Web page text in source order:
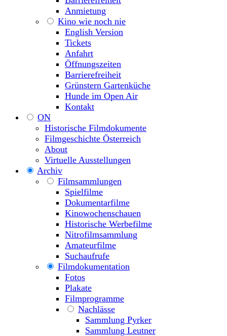
Anmietung
Kino wie noch nie
English Version
Tickets
Anfahrt
Öffnungszeiten
Barrierefreiheit
Grünstern Gartenküche
Hunde im Open Air
Kontakt
ON
Historische Filmdokumente
Filmgeschichte Österreich
About
Virtuelle Ausstellungen
Archiv
Filmsammlungen
Spielfilme
Dokumentarfilme
Kinowochenschauen
Historische Werbefilme
Nitrofilmsammlung
Amateurfilme
Suchaufrufe
Filmdokumentation
Fotos
Plakate
Filmprogramme
Nachlässe
Sammlung Pyrker
Sammlung Leutner